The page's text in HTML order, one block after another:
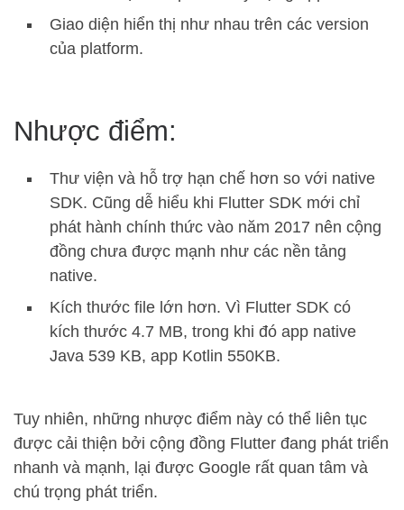
Giao diện hiển thị như nhau trên các version
của platform.
Nhược điểm:
Thư viện và hỗ trợ hạn chế hơn so với native
SDK. Cũng dễ hiểu khi Flutter SDK mới chỉ
phát hành chính thức vào năm 2017 nên cộng
đồng chưa được mạnh như các nền tảng
native.
Kích thước file lớn hơn. Vì Flutter SDK có
kích thước 4.7 MB, trong khi đó app native
Java 539 KB, app Kotlin 550KB.
Tuy nhiên, những nhược điểm này có thể liên tục
được cải thiện bởi cộng đồng Flutter đang phát triển
nhanh và mạnh, lại được Google rất quan tâm và
chú trọng phát triển.